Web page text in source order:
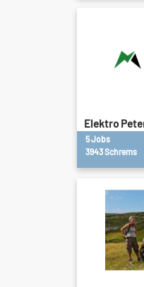
Elektro
5 Jobs
3943 Schrems